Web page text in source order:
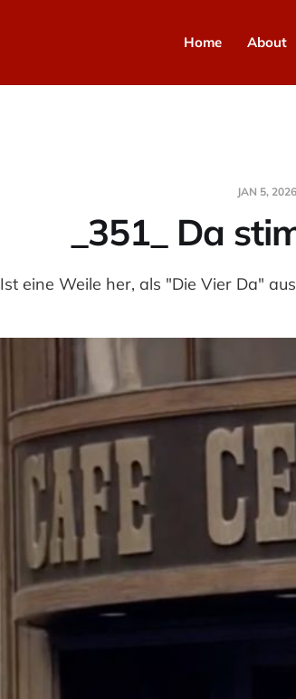
Home About
JAN 5, 2026
_351_ Da
Ist eine Weile her, als "Die Vier Da"